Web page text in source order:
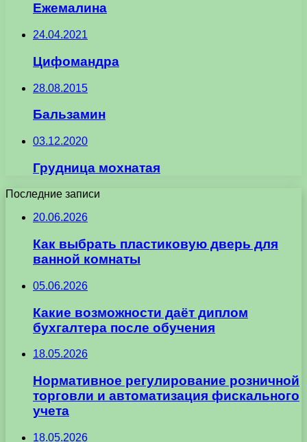
Ежемалина
24.04.2021
Цифомандра
28.08.2015
Бальзамин
03.12.2020
Грудница мохнатая
Последние записи
20.06.2026
Как выбрать пластиковую дверь для
ванной комнаты
05.06.2026
Какие возможности даёт диплом
бухгалтера после обучения
18.05.2026
Нормативное регулирование розничной
торговли и автоматизация фискального
учета
18.05.2026